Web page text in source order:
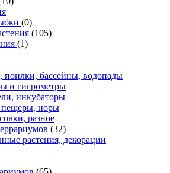
(0)
(105)
(1)
бассейны, водопады
и гигрометры
инкубаторы
пещеры, норы
разное
(32)
растения, декорации